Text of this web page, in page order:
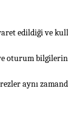
edildiği ve
oturum
aynı